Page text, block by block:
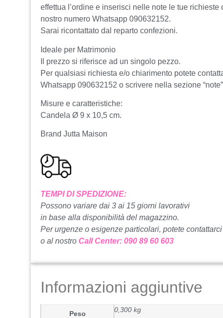
effettua l’ordine e inserisci nelle note le tue richieste
nostro numero Whatsapp 090632152.
Sarai ricontattato dal reparto confezioni.
Ideale per Matrimonio
Il prezzo si riferisce ad un singolo pezzo.
Per qualsiasi richiesta e/o chiarimento potete
Whatsapp 090632152 o scrivere nella sezione
Misure e caratteristiche:
Candela Ø 9 x 10,5 cm.
Brand Jutta Maison
TEMPI DI SPEDIZIONE:
Possono variare dai 3 ai 15 giorni lavorativi
in base alla disponibilità del magazzino.
Per urgenze o esigenze particolari, potete
o al nostro Call Center: 090 89 60 603
Informazioni aggiuntive
Peso 0,300 kg